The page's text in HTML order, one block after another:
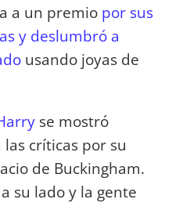
a un premio por sus
y deslumbró a
usando joyas de
se mostró
críticas por su
de Buckingham.
su lado y la gente